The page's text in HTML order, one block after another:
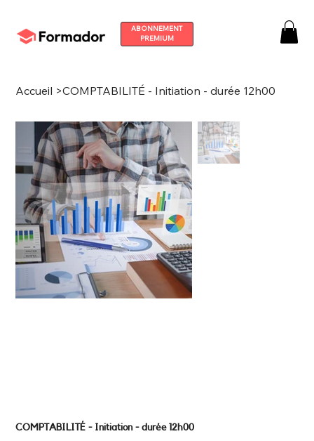
ABONNEMENT
PREMIUM
Accueil >COMPTABILITÉ - Initiation - durée 12h00
COMPTABILITÉ - Initiation - durée 12h00